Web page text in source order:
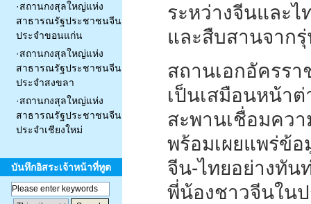
·สถานกงสุลใหญ่แห่ง
สาธารณรัฐประชาชนจีน
ประจำขอนแก่น
·สถานกงสุลใหญ่แห่ง
สาธารณรัฐประชาชนจีน
ประจำสงขลา
·สถานกงสุลใหญ่แห่ง
สาธารณรัฐประชาชนจีน
ประจำเชียงใหม่
บันทึกอิสระเจ้าหน้าที่ทูต
ระหว่างจีนและ
และสืบสานจาก
สถานเอกอัครร
เป็นเสมือนหน้า
สะพานเชื่อมคว
พร้อมเผยแพร่ข้
จีน-ไทยอย่างทัน
พี่น้องชาวจีนใน